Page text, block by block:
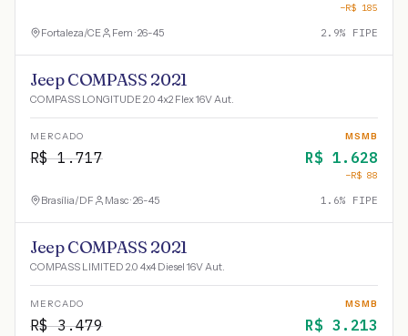
−R$ 185
Fortaleza/CE Fem · 26-45 2.9% FIPE
Jeep COMPASS 2021
COMPASS LONGITUDE 2.0 4x2 Flex 16V Aut.
MERCADO
R$1.717
MSMB
R$ 1.628
−R$ 88
Brasília/DF Masc · 26-45 1.6% FIPE
Jeep COMPASS 2021
COMPASS LIMITED 2.0 4x4 Diesel 16V Aut.
MERCADO
R$3.479
MSMB
R$ 3.213